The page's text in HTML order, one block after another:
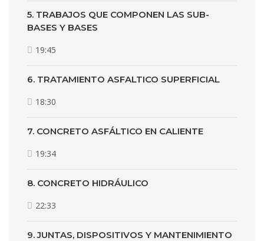
5. TRABAJOS QUE COMPONEN LAS SUB-
BASES Y BASES
19:45
6. TRATAMIENTO ASFALTICO SUPERFICIAL
18:30
7. CONCRETO ASFÁLTICO EN CALIENTE
19:34
8. CONCRETO HIDRÁULICO
22:33
9. JUNTAS, DISPOSITIVOS Y MANTENIMIENTO